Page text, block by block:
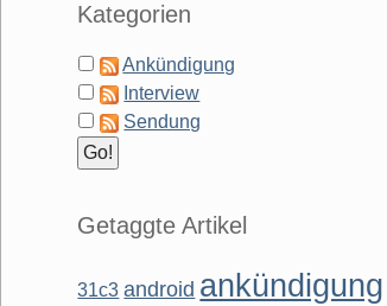
Kategorien
Ankündigung
Interview
Sendung
Getaggte Artikel
31c3 android ankündigung